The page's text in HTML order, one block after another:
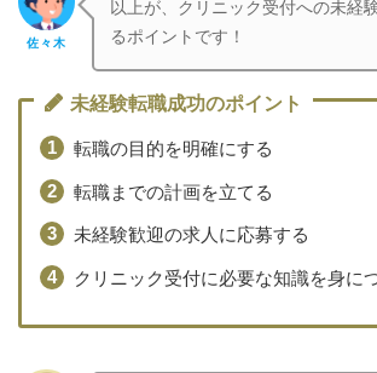
佐々木
以上が、クリニック受付への未経
るポイントです！
未経験転職成功のポイント
転職の目的を明確にする
転職までの計画を立てる
未経験歓迎の求人に応募する
クリニック受付に必要な知識を身に